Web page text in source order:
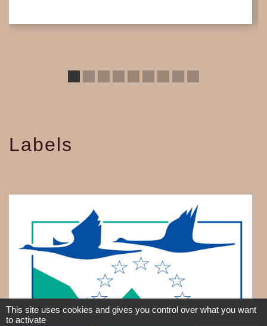
Labels
This site uses cookies and gives you control over what you want
to activate